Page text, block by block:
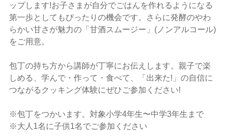
ップします!お子さまが自分でごはんを作れるようになる
第一歩としてもぴったりの機会です。さらに発酵のやわ
らかい甘さが魅力の「甘酒スムージー」(ノンアルコール)
をご用意。
包丁の持ち方から講師が丁寧にお伝えします。親子で楽
しめる、学んで・作って・食べて、「出来た!」の自信に
つながるクッキング体験にぜひご参加ください!
※包丁をつかいます。対象小学4年生〜中学3年生まで
※大人1名に子供1名でご参加ください